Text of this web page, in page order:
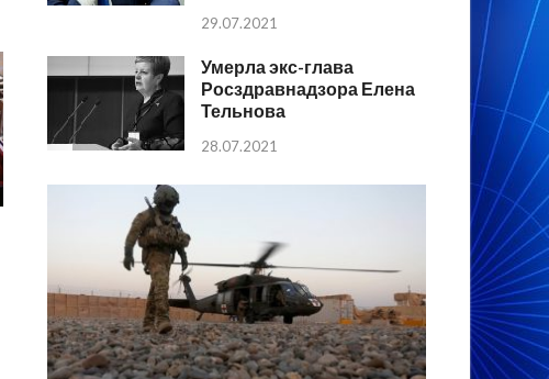
29.07.2021
Умерла экс-глава
Росздравнадзора Елена
Тельнова
28.07.2021